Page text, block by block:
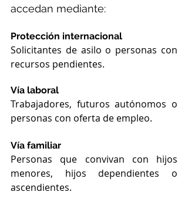
accedan mediante:
Protección internacional
Solicitantes de asilo o personas con
recursos pendientes.
Vía laboral
Trabajadores, futuros autónomos o
personas con oferta de empleo.
Vía familiar
Personas que convivan con hijos
menores, hijos dependientes o
ascendientes.